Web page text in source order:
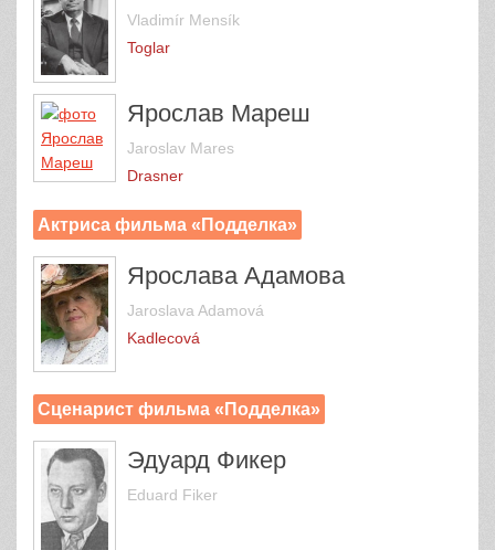
Vladimír Mensík
Toglar
Ярослав Мареш
Jaroslav Mares
Drasner
Актриса фильма «Подделка»
Ярослава Адамова
Jaroslava Adamová
Kadlecová
Сценарист фильма «Подделка»
Эдуард Фикер
Eduard Fiker